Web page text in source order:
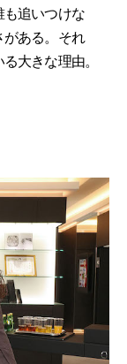
追いつけな
がある。それ
大きな理由。